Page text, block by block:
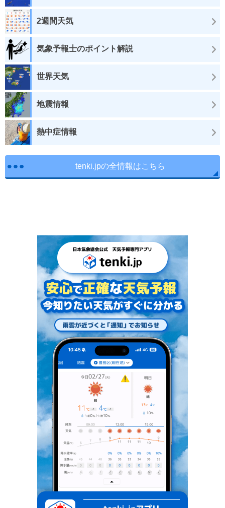
2週間天気
気象予報士のポイント解説
世界天気
地震情報
熱中症情報
tenki.jpの全情報はこちら